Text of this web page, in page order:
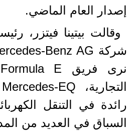
إصدار العام الماضي.
وقالت بيتينا فيتزر،
رائدة في التنقل
السباق في العديد من